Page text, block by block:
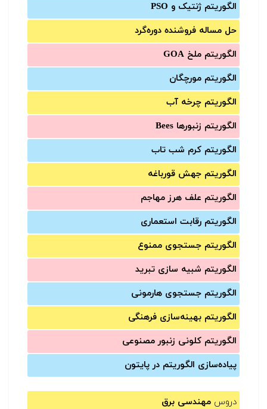
الگوریتم ژنتیک و PSO
حل مساله فروشنده دوره‌گرد
الگوریتم ملخ GOA
الگوریتم مورچگان
الگوریتم چرخه آب
الگوریتم زنبورها Bees
الگوریتم کرم شب تاب
الگوریتم جهش قورباغه
الگوریتم علف هرز مهاجم
الگوریتم رقابت استعماری
الگوریتم جستجوی ممنوع
الگوریتم شبیه سازی تبرید
الگوریتم جستجوی هارمونی
الگوریتم بهینه‌سازی فرهنگی
الگوریتم کلونی زنبور مصنوعی
پیاده‌سازی الگوریتم در پایتون
دروس مهندسی برق